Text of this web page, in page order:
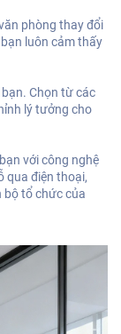
phòng thay đổi
luôn cảm thấy
Chọn từ các
lý tưởng cho
với công nghệ
qua điện thoại,
bộ tổ chức của